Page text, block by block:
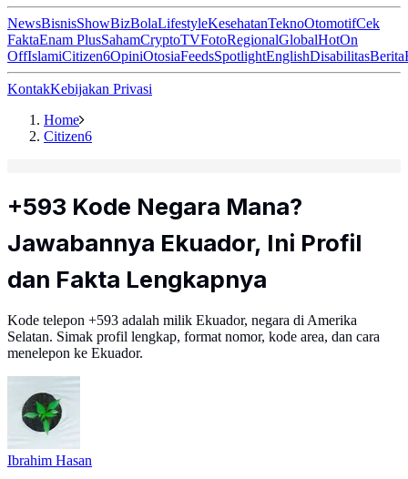
NewsBisnisShowBizBolaLifestyleKesehatanTeknoOtomotifCek
FaktaEnam PlusSahamCryptoTVFotoRegionalGlobalHotOn
OffIslamiCitizen6OpiniOtosiaFeedsSpotlightEnglishDisabilitasBerita
KontakKebijakan Privasi
Home
Citizen6
+593 Kode Negara Mana?
Jawabannya Ekuador, Ini Profil
dan Fakta Lengkapnya
Kode telepon +593 adalah milik Ekuador, negara di Amerika
Selatan. Simak profil lengkap, format nomor, kode area, dan cara
menelepon ke Ekuador.
Ibrahim Hasan